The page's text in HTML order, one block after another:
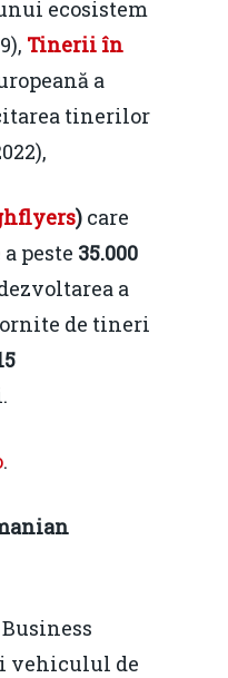
ecosistem
Tinerii în
a
tinerilor
) care
peste 35.000
a
de tineri
.
vehiculul de